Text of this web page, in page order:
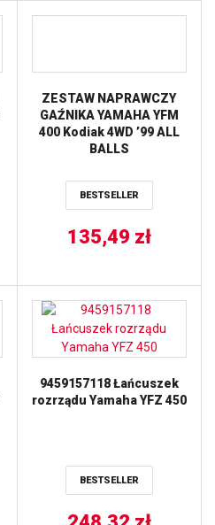
ZESTAW NAPRAWCZY
GAŹNIKA YAMAHA YFM
400 Kodiak 4WD ’99 ALL
BALLS
BESTSELLER
135,49 zł
9459157118 Łańcuszek
rozrządu Yamaha YFZ 450
BESTSELLER